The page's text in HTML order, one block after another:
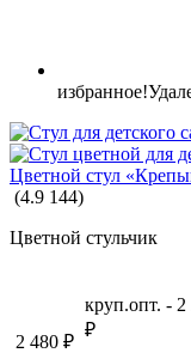
избранное!
Цветной стул
(4.9 144)
Цветной стульчик
2 480 ₽
круп.опт. - 2
₽